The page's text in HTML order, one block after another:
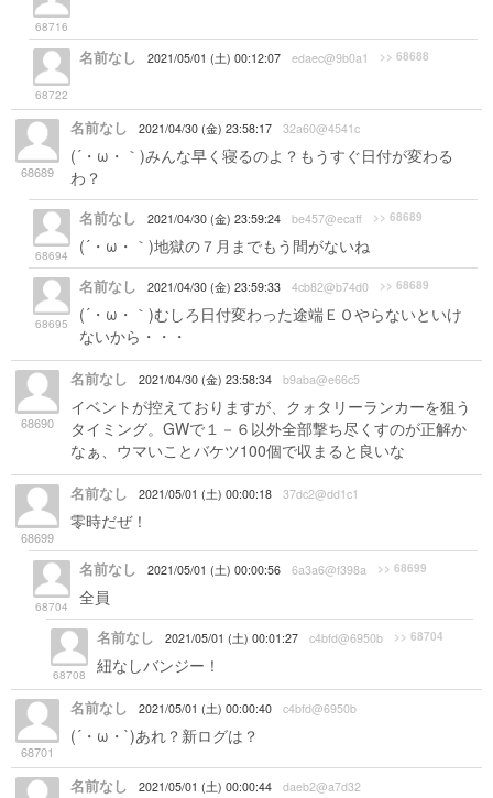
68716
68722
名前なし 2021/05/01 (土) 00:12:07 edaec@9b0a1 >> 68688
68689
名前なし 2021/04/30 (金) 23:58:17 32a60@4541c
(´・ω・｀)みんな早く寝るのよ？もうすぐ日付が変わる
わ？
68694
名前なし 2021/04/30 (金) 23:59:24 be457@ecaff >> 68689
(´・ω・｀)地獄の７月までもう間がないね
68695
名前なし 2021/04/30 (金) 23:59:33 4cb82@b74d0 >> 68689
(´・ω・｀)むしろ日付変わった途端ＥＯやらないといけ
ないから・・・
68690
名前なし 2021/04/30 (金) 23:58:34 b9aba@e66c5
イベントが控えておりますが、クォタリーランカーを狙う
タイミング。GWで１－６以外全部撃ち尽くすのが正解か
なぁ、ウマいことバケツ100個で収まると良いな
68699
名前なし 2021/05/01 (土) 00:00:18 37dc2@dd1c1
零時だぜ！
68704
名前なし 2021/05/01 (土) 00:00:56 6a3a6@f398a >> 68699
全員
68708
名前なし 2021/05/01 (土) 00:01:27 c4bfd@6950b >> 68704
紐なしバンジー！
68701
名前なし 2021/05/01 (土) 00:00:40 c4bfd@6950b
(´・ω・`)あれ？新ログは？
名前なし 2021/05/01 (土) 00:00:44 daeb2@a7d32